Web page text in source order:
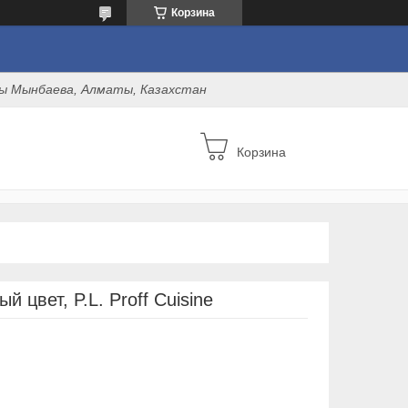
Корзина
Мынбаева, Алматы, Казахстан
Корзина
цвет, P.L. Proff Cuisine